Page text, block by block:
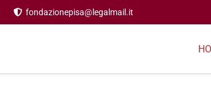
fondazionepisa@legalmail.it